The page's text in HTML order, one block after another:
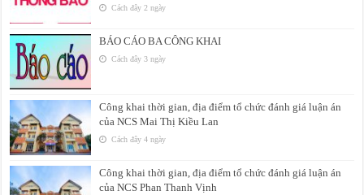
Cách đây 2 ngày
BÁO CÁO BA CÔNG KHAI
Cách đây 3 ngày
Công khai thời gian, địa điểm tổ chức đánh giá luận án
của NCS Mai Thị Kiều Lan
Cách đây 4 ngày
Công khai thời gian, địa điểm tổ chức đánh giá luận án
của NCS Phan Thanh Vịnh